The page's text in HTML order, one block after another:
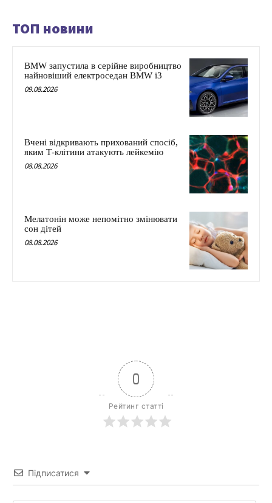
ТОП новини
BMW запустила в серійне виробництво
найновіший електроседан BMW i3
09.08.2026
Вчені відкривають прихований спосіб,
яким Т-клітини атакують лейкемію
08.08.2026
Мелатонін може непомітно змінювати
сон дітей
08.08.2026
0
Рейтинг статті
Підписатися